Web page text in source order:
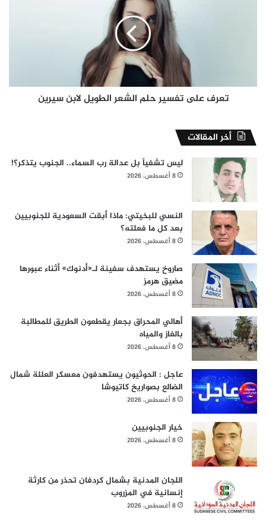
تعرف على تفسير حلم الشعر الطويل لابن سيرين
أخر المقالات
ليس تشفياً بل عدالة رب السماء.. الجنوب يتذكر؟!
8 أغسطس، 2026
النسي للبخيتي: ماذا أبقت السعودية للجنوبيين
بعد كل ما فعلته؟
8 أغسطس، 2026
صاروخ يستهدف سفينة لـ«أدنوك» أثناء عبورها
مضيق هرمز
8 أغسطس، 2026
أهالي المحراق بجعار يقطعون الطريق للمطالبة
بالغاز والمياه
8 أغسطس، 2026
عاجل : الحوثيون يستهدفون معسكر العللة شمال
الضالع بصواريخ كاتيوشا
8 أغسطس، 2026
خيار الجنوبيين
8 أغسطس، 2026
اللجان المدنية بشمال كردفان تحذر من كارثة
إنسانية في المزروب
8 أغسطس، 2026